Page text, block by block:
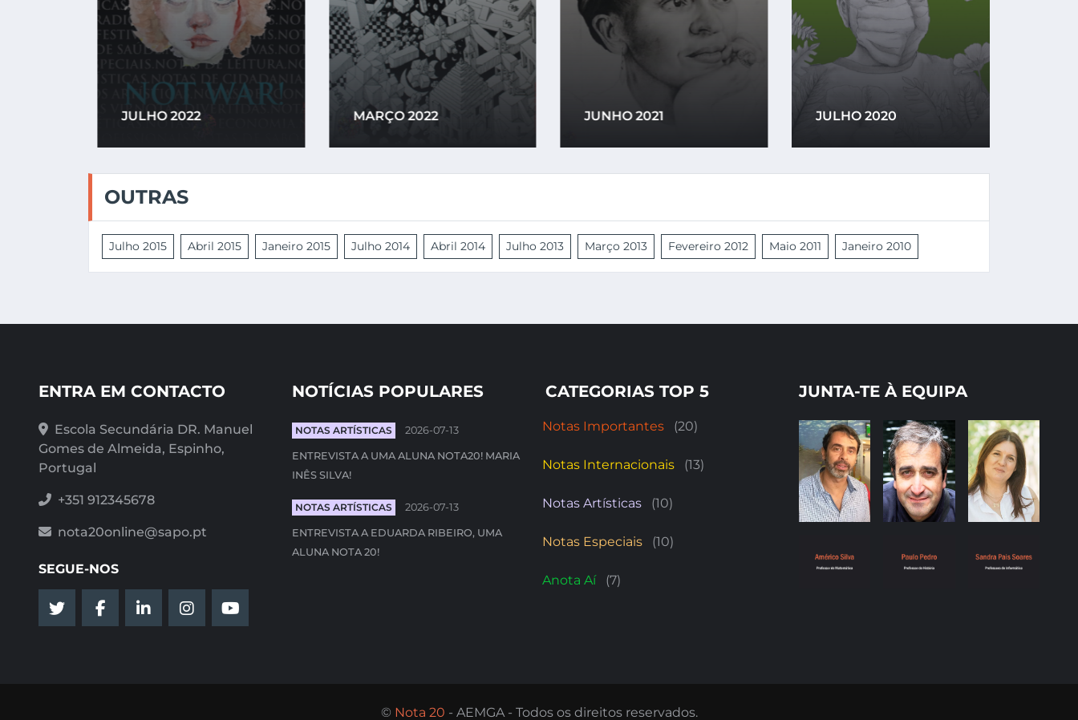
JULHO 2022 MARÇO 2022 JUNHO 2021 JULHO 2020
OUTRAS
Julho 2015 Abril 2015 Janeiro 2015 Julho 2014 Abril 2014 Julho 2013 Março 2013 Fevereiro 2012 Maio 2011 Janeiro 2010
ENTRA EM CONTACTO
Escola Secundária DR. Manuel
Gomes de Almeida, Espinho,
Portugal
+351 912345678
nota20online@sapo.pt
SEGUE-NOS
NOTÍCIAS POPULARES
NOTAS ARTÍSTICAS 2026-07-13
ENTREVISTA A UMA ALUNA NOTA20! MARIA
INÊS SILVA!
NOTAS ARTÍSTICAS 2026-07-13
ENTREVISTA A EDUARDA RIBEIRO, UMA
ALUNA NOTA 20!
CATEGORIAS TOP 5
Notas Importantes (20)
Notas Internacionais (13)
Notas Artísticas (10)
Notas Especiais (10)
Anota Aí(7)
JUNTA-TE À EQUIPA
© Nota 20 - AEMGA - Todos os direitos reservados.